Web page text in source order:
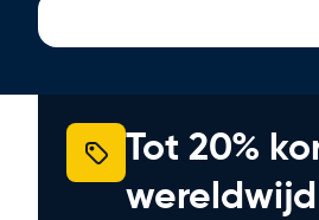
Tot 20%
wereldwijd